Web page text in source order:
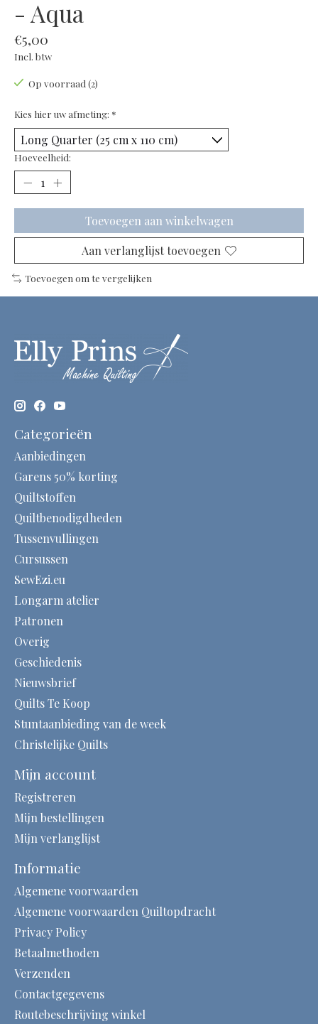
- Aqua
€5,00
Incl. btw
Op voorraad (2)
Kies hier uw afmeting: *
Hoeveelheid:
Toevoegen aan winkelwagen
Aan verlanglijst toevoegen
Toevoegen om te vergelijken
Categorieën
Aanbiedingen
Garens 50% korting
Quiltstoffen
Quiltbenodigdheden
Tussenvullingen
Cursussen
SewEzi.eu
Longarm atelier
Patronen
Overig
Geschiedenis
Nieuwsbrief
Quilts Te Koop
Stuntaanbieding van de week
Christelijke Quilts
Mijn account
Registreren
Mijn bestellingen
Mijn verlanglijst
Informatie
Algemene voorwaarden
Algemene voorwaarden Quiltopdracht
Privacy Policy
Betaalmethoden
Verzenden
Contactgegevens
Routebeschrijving winkel